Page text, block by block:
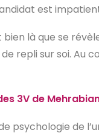
est
bien là que se
repli sur soi.
3V de
psychologie de